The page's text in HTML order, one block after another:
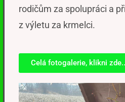
rodičům za spolupráci a
z výletu za krmelci.
Celá fotogalerie, klikni